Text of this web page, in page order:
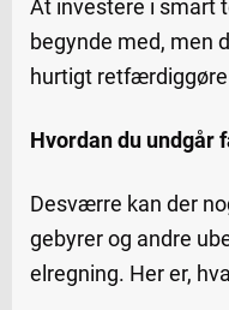
At investere i smart
begynde med, men
hurtigt
Hvordan du
Desværre kan der
gebyrer og andre
elregning. Her er,